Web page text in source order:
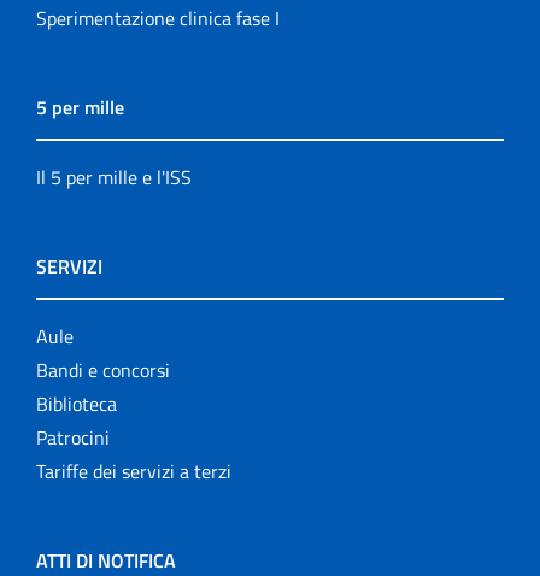
Sperimentazione clinica fase I
5 per mille
Il 5 per mille e l'ISS
SERVIZI
Aule
Bandi e concorsi
Biblioteca
Patrocini
Tariffe dei servizi a terzi
ATTI DI NOTIFICA